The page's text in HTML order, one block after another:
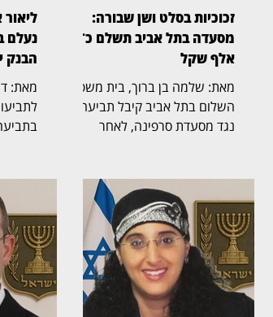
זכוכיות בסלט ושן שבורה:
אלף שקל
מאת: שלמה בן ברוך, בית משפט
השלום בתל אביב קיבל תביעה
נגד מסעדת סרפינה, לאחר
את אחת משיניו. השופטת חני
ברוך אלון (בצילום) קבעה כי
המסעדה התרשלה וכי הוכח קשר
בין שברי הזכוכית במנה לבין הנזק
שנגרם לשן. התביעה נולדה
כאשר התובע הגיע עם בתו
נעלם
הבנק
אבנר
הבנק,